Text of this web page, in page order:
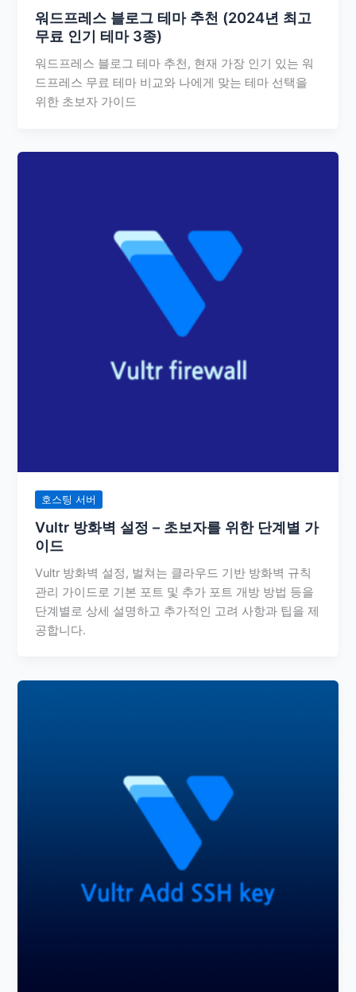
워드프레스 블로그 테마 추천 (2024년 최고
무료 인기 테마 3종)
워드프레스 블로그 테마 추천, 현재 가장 인기 있는 워
드프레스 무료 테마 비교와 나에게 맞는 테마 선택을
위한 초보자 가이드
호스팅 서버
Vultr 방화벽 설정 – 초보자를 위한 단계별 가
이드
Vultr 방화벽 설정, 벌쳐는 클라우드 기반 방화벽 규칙
관리 가이드로 기본 포트 및 추가 포트 개방 방법 등을
단계별로 상세 설명하고 추가적인 고려 사항과 팁을 제
공합니다.